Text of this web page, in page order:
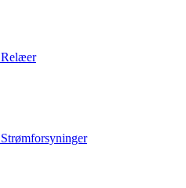
Relæer
Strømforsyninger